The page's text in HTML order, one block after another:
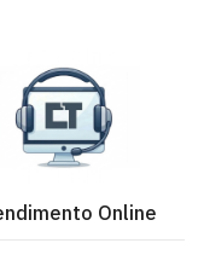
Online